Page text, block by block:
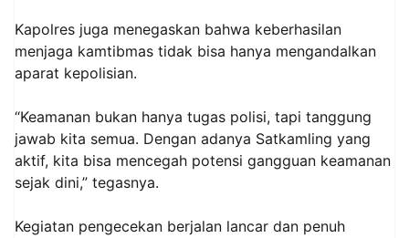
Kapolres juga menegaskan bahwa keberhasilan
menjaga kamtibmas tidak bisa hanya mengandalkan
aparat kepolisian.
“Keamanan bukan hanya tugas polisi, tapi tanggung
jawab kita semua. Dengan adanya Satkamling yang
aktif, kita bisa mencegah potensi gangguan keamanan
sejak dini,” tegasnya.
Kegiatan pengecekan berjalan lancar dan penuh